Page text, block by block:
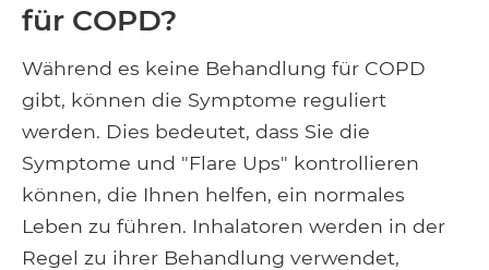
für COPD?
Während es keine Behandlung für COPD
gibt, können die Symptome reguliert
werden. Dies bedeutet, dass Sie die
Symptome und "Flare Ups" kontrollieren
können, die Ihnen helfen, ein normales
Leben zu führen. Inhalatoren werden in der
Regel zu ihrer Behandlung verwendet,